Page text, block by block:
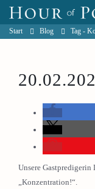
Start Blog Tag -
Unsere Gastpredigerin
„Konzentration!“.